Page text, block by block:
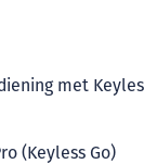
met
(Keyless Go)